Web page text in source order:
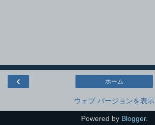
‹ ホーム
ウェブ バージョンを表示
Powered by Blogger.